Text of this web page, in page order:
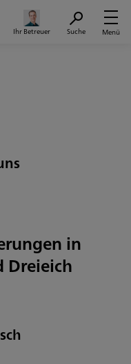
Ihr Betreuer Suche Menü
in
Dreieich